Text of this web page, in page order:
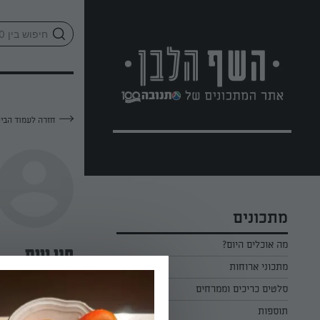
מתכונים
מה אוכלים היום?
מתכוני ארוחות
ארוחת בוקר
ארוחת צהריים
סלטים כריכים וממרחים
כל הסלטים כריכים וממרחים
תוספות
חזרה לעמוד
חני וייס
—